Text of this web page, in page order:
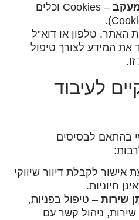
מעקב
– Cookies וכלים
האתר, טלפון או דוא”ל
המידע לצורך טיפול
לעיבוד
בהתאם לבסיסים
אישור לקבלת דיוור שיווקי
חיוניות.
שירות – טיפול בפניות,
ניהול קשר עם